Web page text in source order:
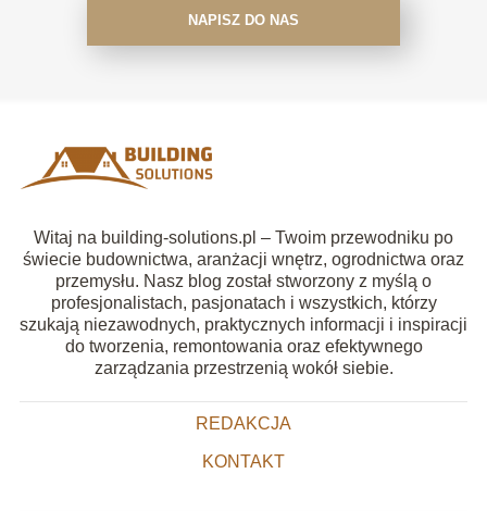
NAPISZ DO NAS
Witaj na building-solutions.pl – Twoim przewodniku po
świecie budownictwa, aranżacji wnętrz, ogrodnictwa oraz
przemysłu. Nasz blog został stworzony z myślą o
profesjonalistach, pasjonatach i wszystkich, którzy
szukają niezawodnych, praktycznych informacji i inspiracji
do tworzenia, remontowania oraz efektywnego
zarządzania przestrzenią wokół siebie.
REDAKCJA
KONTAKT